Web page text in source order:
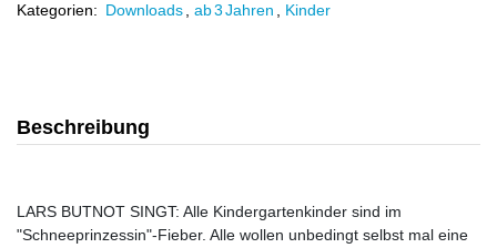
Kategorien: Downloads ab 3 Jahren Kinder
Beschreibung
LARS BUTNOT SINGT: Alle Kindergartenkinder sind im
"Schneeprinzessin"-Fieber. Alle wollen unbedingt selbst mal eine